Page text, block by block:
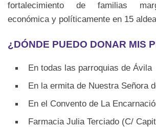
fortalecimiento de familias
económica y políticamente en 15
¿DÓNDE PUEDO DONAR MIS
En todas las parroquias de Ávila
En la ermita de Nuestra Señora
En el Convento de La
Farmacia Julia Terciado (C/